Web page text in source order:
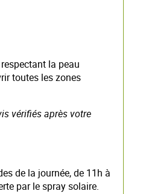
la peau
toutes les zones
vérifiés après votre
de la journée, de 11h à
par le spray solaire.